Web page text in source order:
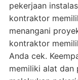
pekerjaan
kontraktor
menangani
kontraktor
Anda cek.
memiliki alat dan